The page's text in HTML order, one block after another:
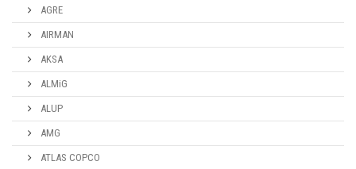
AGRE
AIRMAN
AKSA
ALMiG
ALUP
AMG
ATLAS COPCO